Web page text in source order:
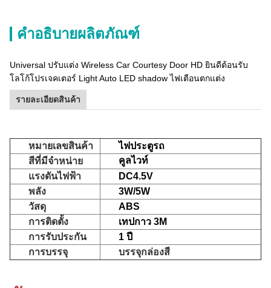
คำอธิบายผลิตภัณฑ์
Universal ปรับแต่ง Wireless Car Courtesy Door HD ยินดีต้อนรับ
โลโก้โปรเจคเตอร์ Light Auto LED shadow ไฟเตือนตกแต่ง
รายละเอียดสินค้า
หมายเลขสินค้า
ไฟประตูรถ
สีที่มีจำหน่าย
คูลไวท์
แรงดันไฟฟ้า
DC4.5V
พลัง
3W/5W
วัสดุ
ABS
การติดตั้ง
เทปกาว 3M
การรับประกัน
1 ปี
การบรรจุ
บรรจุกล่องสี